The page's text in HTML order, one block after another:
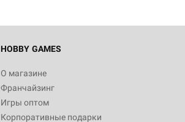
HOBBY GAMES
О магазине
Франчайзинг
Игры оптом
Корпоративные подарки
империи: Боевая тревога
799
Настольная игра Hobby World Сумерки
империи. Четвёртая редакция: Грозовой
Рубеж